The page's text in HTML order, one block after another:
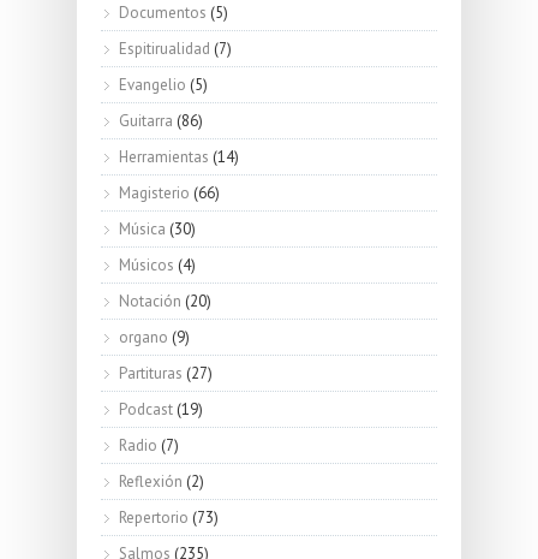
Documentos (5)
Espitirualidad (7)
Evangelio (5)
Guitarra (86)
Herramientas (14)
Magisterio (66)
Música (30)
Músicos (4)
Notación (20)
organo (9)
Partituras (27)
Podcast (19)
Radio (7)
Reflexión (2)
Repertorio (73)
Salmos (235)